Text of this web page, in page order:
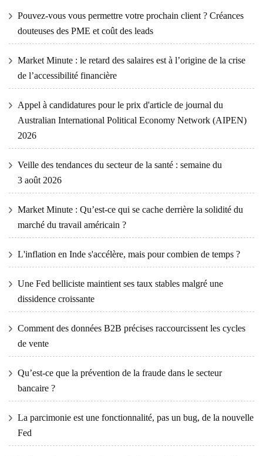
Pouvez-vous vous permettre votre prochain client ? Créances
douteuses des PME et coût des leads
Market Minute : le retard des salaires est à l’origine de la crise
de l’accessibilité financière
Appel à candidatures pour le prix d'article de journal du
Australian International Political Economy Network (AIPEN)
2026
Veille des tendances du secteur de la santé : semaine du
3 août 2026
Market Minute : Qu’est-ce qui se cache derrière la solidité du
marché du travail américain ?
L'inflation en Inde s'accélère, mais pour combien de temps ?
Une Fed belliciste maintient ses taux stables malgré une
dissidence croissante
Comment des données B2B précises raccourcissent les cycles
de vente
Qu’est-ce que la prévention de la fraude dans le secteur
bancaire ?
La parcimonie est une fonctionnalité, pas un bug, de la nouvelle
Fed